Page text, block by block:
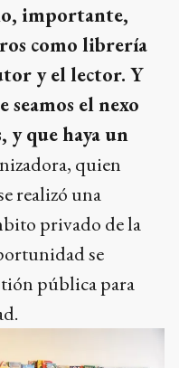
importante,
como librería
y el lector. Y
seamos el nexo
que haya un
quien
realizó una
privado de la
se
pública para